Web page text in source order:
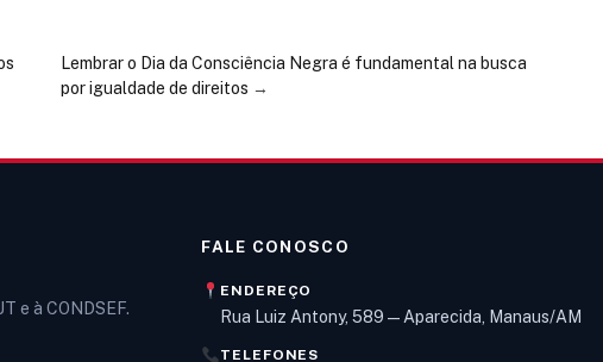
Lembrar o Dia da Consciência Negra é fundamental na busca
por igualdade de direitos →
e à CONDSEF.
FALE CONOSCO
ENDEREÇO
Rua Luiz Antony, 589 — Aparecida, Manaus/AM
TELEFONES